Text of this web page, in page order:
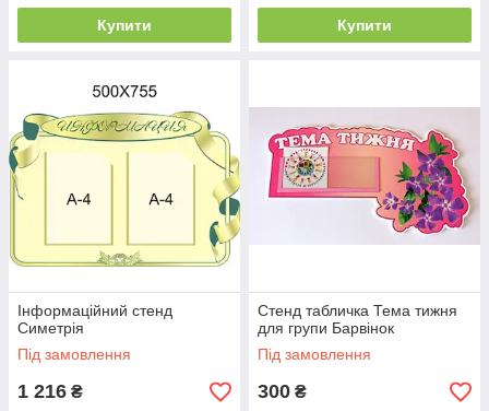
Купити Купити
Інформаційний стенд
Симетрія
Під замовлення
1 216 ₴
Стенд табличка Тема тижня
для групи Барвінок
Під замовлення
300 ₴